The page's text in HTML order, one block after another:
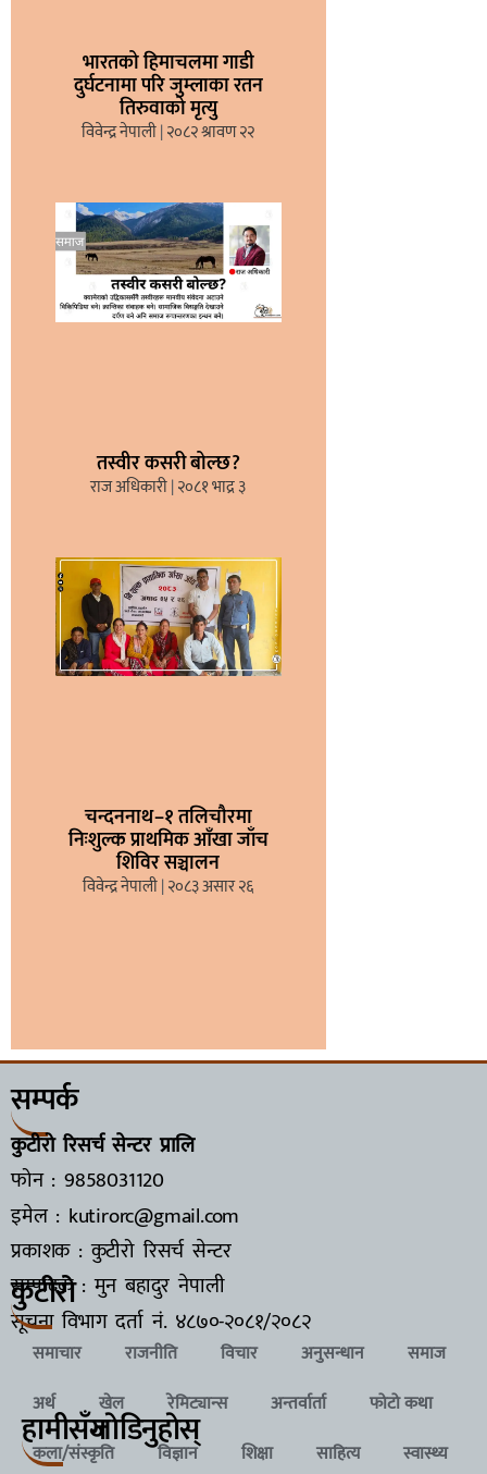
भारतको हिमाचलमा गाडी
दुर्घटनामा परि जुम्लाका रतन
तिरुवाको मृत्यु
विवेन्द्र नेपाली २०८२ श्रावण २२
तस्वीर कसरी बोल्छ?
राज अधिकारी २०८१ भाद्र ३
चन्दननाथ–१ तलिचौरमा
निःशुल्क प्राथमिक आँखा जाँच
शिविर सञ्चालन
विवेन्द्र नेपाली २०८३ असार २६
सम्पर्क
कुटीरो रिसर्च सेन्टर प्रालि
फोन : 9858031120
इमेल : kutirorc@gmail.com
प्रकाशक : कुटीरो रिसर्च सेन्टर
सम्पादक : मुन बहादुर नेपाली
सूचना विभाग दर्ता नं. ४८७०-२०८१/२०८२
कुटीरो
समाचार राजनीति विचार अनुसन्धान
समाज
अर्थ
खेल रेमिट्यान्स अन्तर्वार्ता
फोटो कथा
कला/संस्कृति
विज्ञान शिक्षा साहित्य स्वास्थ्य
हामीसँगजाेडिनुहाेस्